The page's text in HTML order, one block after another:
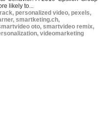
likely to...
, personalized video, pexels,
, smartketing.ch,
oto, smartvideo remix,
, videomarketing